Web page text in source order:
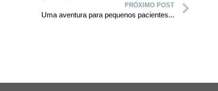
PRÓXIMO POST
Uma aventura para pequenos pacientes...